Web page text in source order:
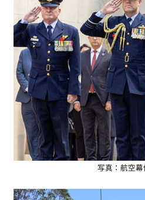
写真：航空